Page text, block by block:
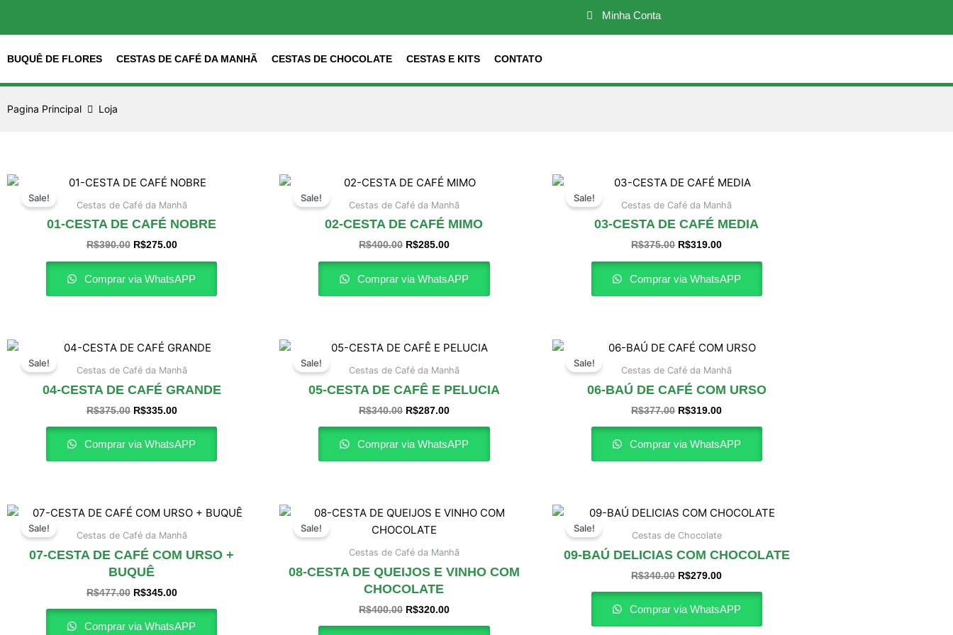
conteúdo
Minha Conta
BUQUÊ DE FLORES CESTAS DE CAFÉ DA MANHÃ CESTAS DE CHOCOLATE CESTAS E KITS CONTATO
Pagina Principal Loja
Sale!
Cestas de Café da Manhã
01-CESTA DE CAFÉ NOBRE
R$390.00
O
original
R$390.00.
R$275.00
O
atual
R$275.00.
Comprar via WhatsAPP
Sale!
Cestas de Café da Manhã
02-CESTA DE CAFÉ MIMO
R$400.00
O
original
R$400.00.
R$285.00
O
atual
R$285.00.
Comprar via WhatsAPP
Sale!
Cestas de Café da Manhã
03-CESTA DE CAFÉ MEDIA
R$375.00
O
original
R$375.00.
R$319.00
O
atual
R$319.00.
Comprar via WhatsAPP
Sale!
Cestas de Café da Manhã
04-CESTA DE CAFÉ GRANDE
R$375.00
O
original
R$375.00.
R$335.00
O
atual
R$335.00.
Comprar via WhatsAPP
Sale!
Cestas de Café da Manhã
05-CESTA DE CAFÊ E PELUCIA
R$340.00
O
original
era:
R$340.00.
R$287.00
O
atual
R$287.00.
Comprar via WhatsAPP
Sale!
Cestas de Café da Manhã
06-BAÚ DE CAFÉ COM URSO
R$377.00
O
original
era:
R$377.00.
R$319.00
O
atual
R$319.00.
Comprar via WhatsAPP
Sale!
Cestas de Café da Manhã
07-CESTA DE CAFÉ COM URSO +
BUQUÊ
R$477.00
O
original
era:
R$477.00.
R$345.00
O
atual
R$345.00.
Comprar via WhatsAPP
Sale!
Cestas de Café da Manhã
08-CESTA DE QUEIJOS E VINHO COM
CHOCOLATE
R$400.00
O
original
era:
R$400.00.
R$320.00
O
é:
R$320.00.
Sale!
Cestas de Chocolate
09-BAÚ DELICIAS COM CHOCOLATE
R$340.00
O
original
R$340.00.
R$279.00
O
atual
R$279.00.
Comprar via WhatsAPP